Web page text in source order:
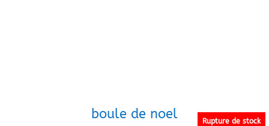
boule de noel Rupture de stock